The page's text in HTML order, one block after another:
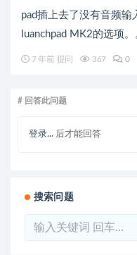
pad插上去了没有音频输
luanchpad MK2的选项。
7 年前 提问 367 0
# 回答此问题
登录... 后才能回答
搜索问题